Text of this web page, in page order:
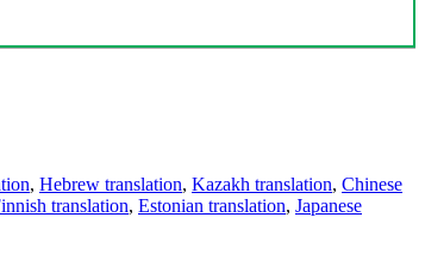
, Hebrew translation, Kazakh translation, Chinese
translation, Estonian translation, Japanese